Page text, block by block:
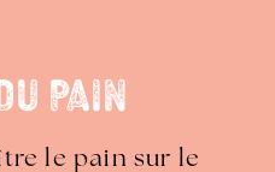
Pain
le pain sur le